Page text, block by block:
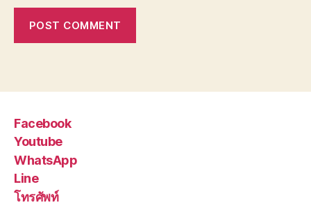
Facebook
Youtube
WhatsApp
Line
โทรศัพท์